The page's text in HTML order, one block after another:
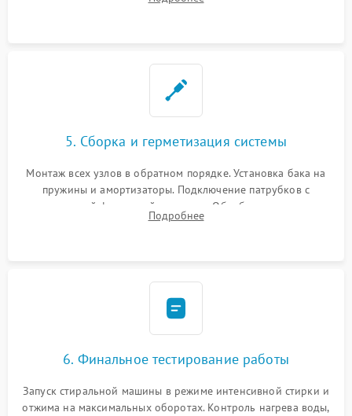
или поврежденной резиновой манжеты.
5. Сборка и герметизация системы
Монтаж всех узлов в обратном порядке. Установка бака на
пружины и амортизаторы. Подключение патрубков с
надежной фиксацией хомутами. Обработка стыков
герметиком для предотвращения возможных протечек воды.
Подробнее
6. Финальное тестирование работы
Запуск стиральной машины в режиме интенсивной стирки и
отжима на максимальных оборотах. Контроль нагрева воды,